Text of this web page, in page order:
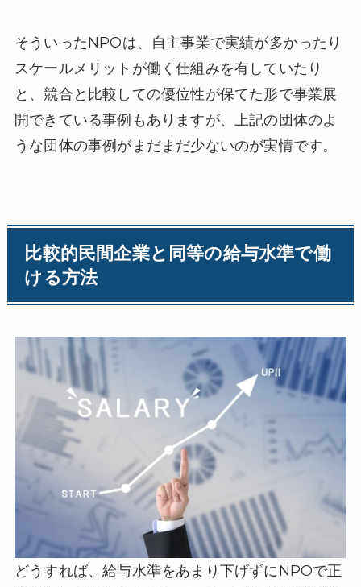
そういったNPOは、自主事業で実績が多かったり
スケールメリットが働く仕組みを有していたり
と、競合と比較しての優位性が保てた形で事業展
開できている事例もありますが、上記の団体のよ
うな団体の事例がまだまだ少ないのが実情です。
比較的民間企業と同等の給与水準で働
ける方法
どうすれば、給与水準をあまり下げずにNPOで正